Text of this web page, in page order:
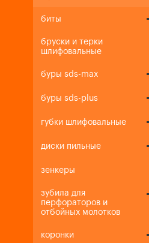
биты
бруски и терки
шлифовальные
буры sds-max
буры sds-plus
губки шлифовальные
диски пильные
зенкеры
зубила для
перфораторов и
отбойных молотков
коронки